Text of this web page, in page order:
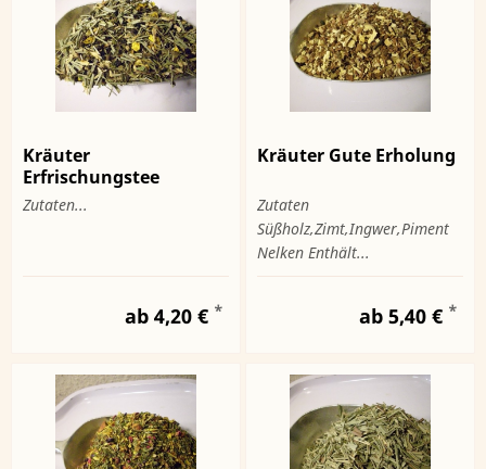
Kräuter
Erfrischungstee
Zutaten...
ab 4,20 € *
Kräuter Gute Erholung
Zutaten
Süßholz,Zimt,Ingwer,Piment
Nelken Enthält...
ab 5,40 € *